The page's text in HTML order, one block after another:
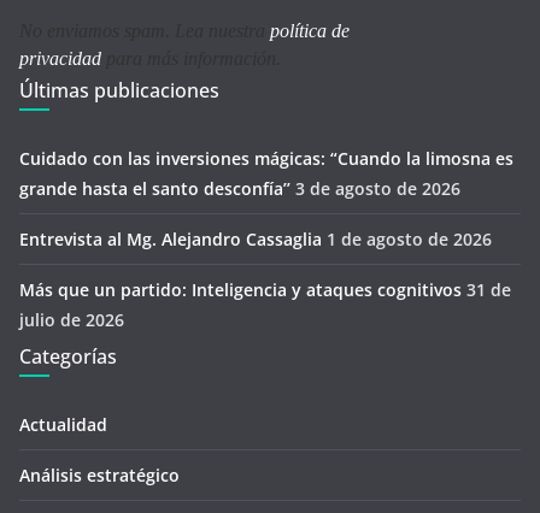
política de
privacidad
Últimas publicaciones
Cuidado con las inversiones mágicas: “Cuando la limosna es
grande hasta el santo desconfía’’ 3 de agosto de 2026
Entrevista al Mg. Alejandro Cassaglia 1 de agosto de 2026
Más que un partido: Inteligencia y ataques cognitivos 31 de
julio de 2026
Categorías
Actualidad
Análisis estratégico